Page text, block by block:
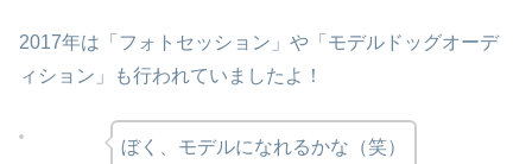
2017年は「フォトセッション」や「モデルドッグオーデ
ィション」も行われていましたよ！
ぼく、モデルになれるかな（笑）